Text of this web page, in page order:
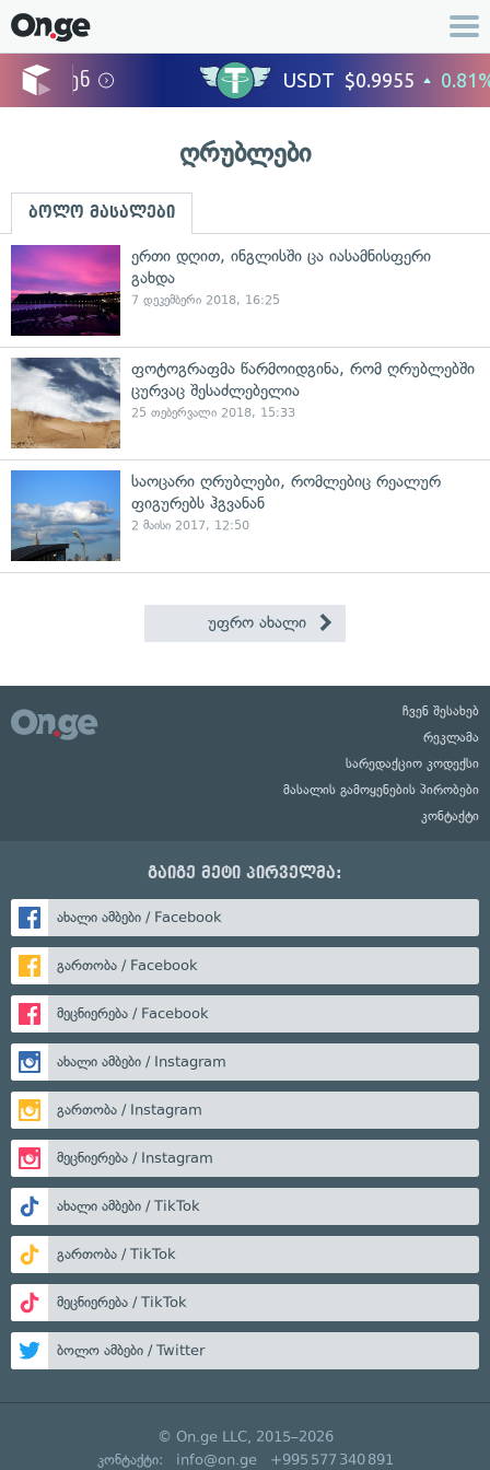
ღრუბლები
ბოლო მასალები
ერთი დღით, ინგლისში ცა იასამნისფერი
გახდა
7 დეკემბერი 2018, 16:25
ფოტოგრაფმა წარმოიდგინა, რომ ღრუბლებში
ცურვაც შესაძლებელია
25 თებერვალი 2018, 15:33
საოცარი ღრუბლები, რომლებიც რეალურ
ფიგურებს ჰგვანან
2 მაისი 2017, 12:50
უფრო ახალი
ჩვენ შესახებ
რეკლამა
სარედაქციო კოდექსი
მასალის გამოყენების პირობები
კონტაქტი
გაიგე მეტი პირველმა:
ახალი ამბები / Facebook
გართობა / Facebook
მეცნიერება / Facebook
ახალი ამბები / Instagram
გართობა / Instagram
მეცნიერება / Instagram
ახალი ამბები / TikTok
გართობა / TikTok
მეცნიერება / TikTok
ბოლო ამბები / Twitter
© On.ge LLC, 2015–2026
კონტაქტი: info@on.ge +995 577 340 891